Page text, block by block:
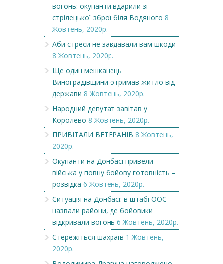
вогонь: окупанти вдарили зі
стрілецької зброї біля Водяного 8
Жовтень, 2020р.
Аби стреси не завдавали вам шкоди
8 Жовтень, 2020р.
Ще один мешканець
Виноградівщини отримав житло від
держави 8 Жовтень, 2020р.
Народний депутат завітав у
Королево 8 Жовтень, 2020р.
ПРИВІТАЛИ ВЕТЕРАНІВ 8 Жовтень,
2020р.
Окупанти на Донбасі привели
війська у повну бойову готовність –
розвідка 6 Жовтень, 2020р.
Ситуація на Донбасі: в штабі ООС
назвали райони, де бойовики
відкривали вогонь 6 Жовтень, 2020р.
Стережіться шахраїв 1 Жовтень,
2020р.